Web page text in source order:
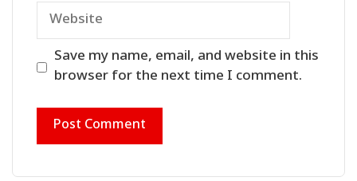
Website
Save my name, email, and website in this
browser for the next time I comment.